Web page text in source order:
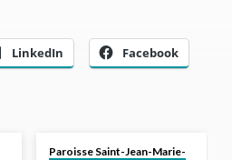
LinkedIn Facebook
Paroisse Saint-Jean-Marie-